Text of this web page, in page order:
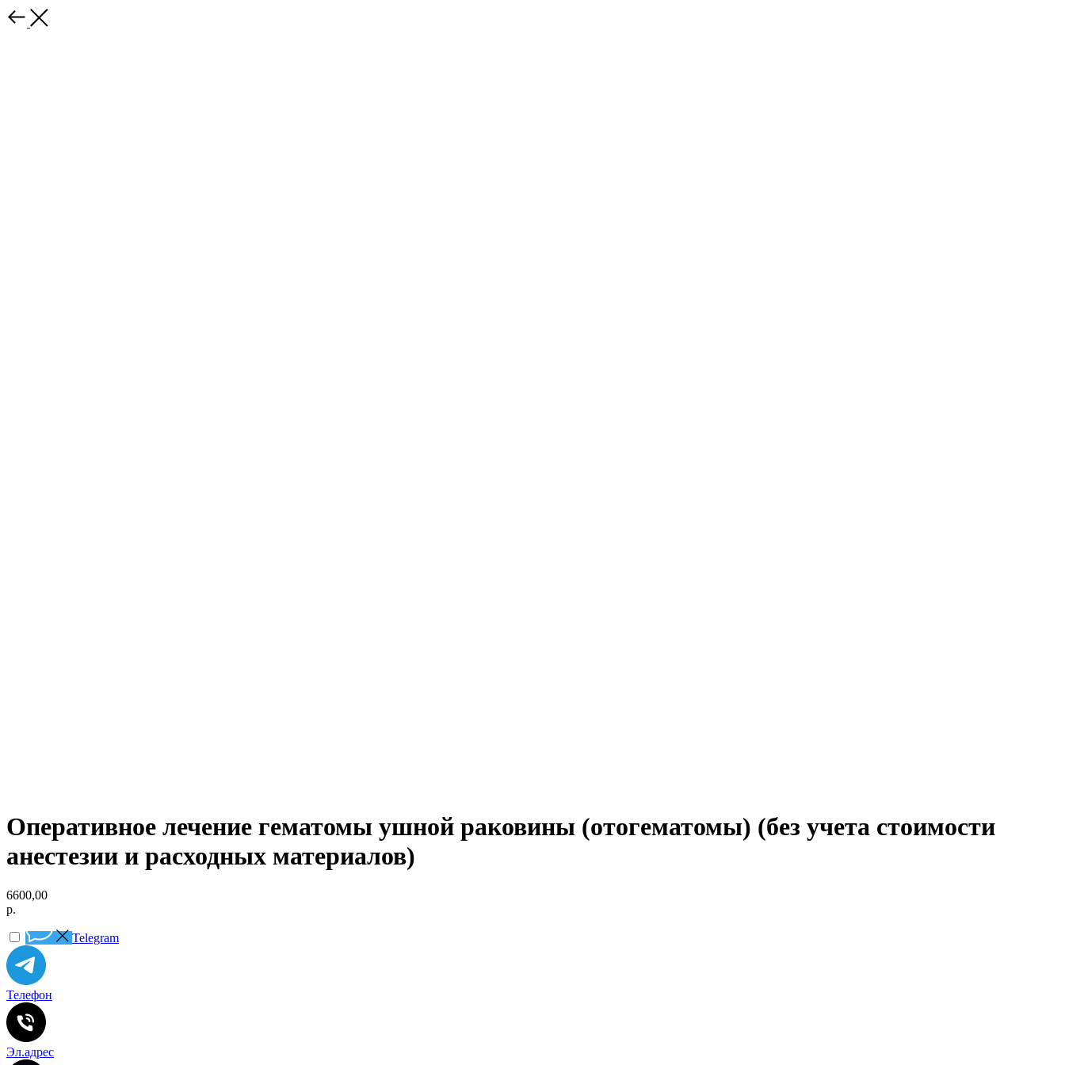
Оперативное лечение гематомы ушной раковины (отогематомы) (без учета стоимости
анестезии и расходных материалов)
6600,00
р.
Telegram
Телефон
Эл.адрес